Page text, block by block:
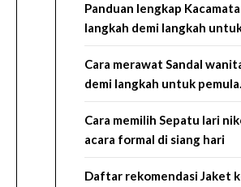
Panduan lengkap
langkah demi langkah
Cara merawat Sandal
demi langkah untuk pemula.
Cara memilih Sepatu lari
acara formal di siang hari
Daftar rekomendasi Jaket